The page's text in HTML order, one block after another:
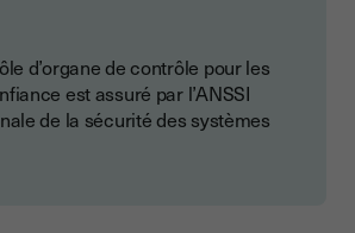
d’organe de contrôle pour les
est assuré par l’ANSSI
de la sécurité des systèmes